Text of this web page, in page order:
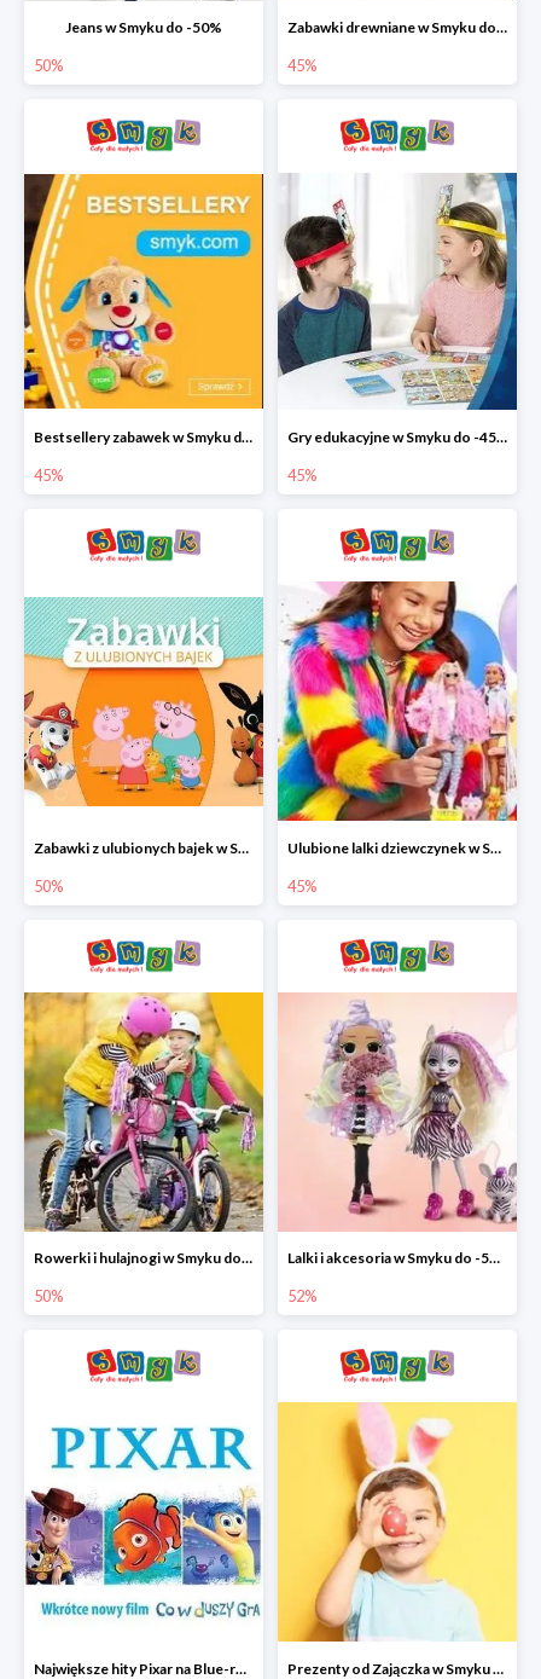
Jeans w Smyku do -50%
50%
Zabawki drewniane w Smyku do -45%
45%
Bestsellery zabawek w Smyku do -45%
45%
Gry edukacyjne w Smyku do -45%
45%
Zabawki z ulubionych bajek w Smyku do -50%
50%
Ulubione lalki dziewczynek w Smyku do -45%
45%
Rowerki i hulajnogi w Smyku do -50%
50%
Lalki i akcesoria w Smyku do -52%
52%
Największe hity Pixar na Blue-rey i DVD w Smyku - drugi film -50% Prezenty od Zajączka w Smyku do -50%